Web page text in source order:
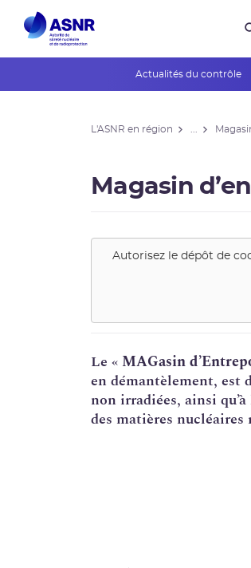
Actualités du contrôle
INES et ASN-SFRO
Petits Réacteurs
Corrosion sous
Usine Creusot Forge
L'ASNR en région
Magasin
Autorisez le dépôt de
Le « MAGasin d’
endémantèlement, est
non irradiées, ainsi
des matières nucléaires